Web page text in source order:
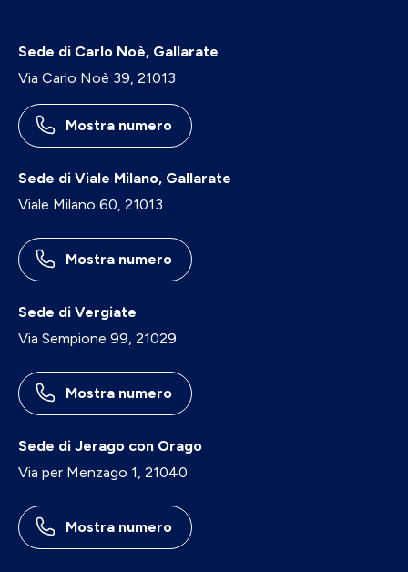
Sede di Carlo Noè, Gallarate
Via Carlo Noè 39, 21013
Mostra numero
Sede di Viale Milano, Gallarate
Viale Milano 60, 21013
Mostra numero
Sede di Vergiate
Via Sempione 99, 21029
Mostra numero
Sede di Jerago con Orago
Via per Menzago 1, 21040
Mostra numero